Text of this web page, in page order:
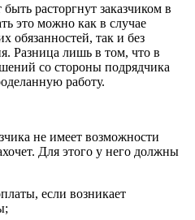
расторгнут заказчиком в
это можно как в случае
обязанностей, так и без
Разница лишь в том, что в
со стороны подрядчика
работу.
не имеет возможности
Для этого у него должны
если возникает